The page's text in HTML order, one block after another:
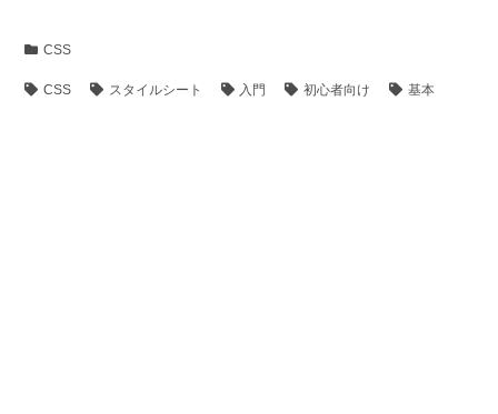
CSS
CSS スタイルシート 入門 初心者向け 基本